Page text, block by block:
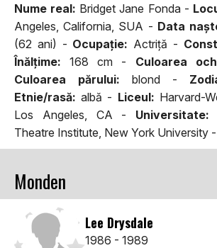
Nume real: Bridget Jane Fonda -
Angeles, California, SUA - Data
(62 ani) - Ocupaţie: Actriță -
Înălţime: 168 cm - Culoarea
Culoarea părului: blond -
Etnie/rasă: albă - Liceul: Harvard-
Los Angeles, CA - Universitate:
Theatre Institute, New York University -
Monden
Lee Drysdale
1986 - 1989